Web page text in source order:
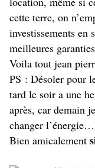
cette terre, on
investissements
meilleures
Voila tout jean
PS : Désoler pour
tard le soir a une
après, car demain
changer
Bien amicalement